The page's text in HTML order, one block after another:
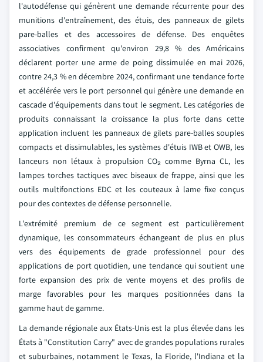
l'autodéfense qui génèrent une demande récurrente pour des
munitions d'entraînement, des étuis, des panneaux de gilets
pare-balles et des accessoires de défense. Des enquêtes
associatives confirment qu'environ 29,8 % des Américains
déclarent porter une arme de poing dissimulée en mai 2026,
contre 24,3 % en décembre 2024, confirmant une tendance forte
et accélérée vers le port personnel qui génère une demande en
cascade d'équipements dans tout le segment. Les catégories de
produits connaissant la croissance la plus forte dans cette
application incluent les panneaux de gilets pare-balles souples
compacts et dissimulables, les systèmes d'étuis IWB et OWB, les
lanceurs non létaux à propulsion CO₂ comme Byrna CL, les
lampes torches tactiques avec biseaux de frappe, ainsi que les
outils multifonctions EDC et les couteaux à lame fixe conçus
pour des contextes de défense personnelle.
L'extrémité premium de ce segment est particulièrement
dynamique, les consommateurs échangeant de plus en plus
vers des équipements de grade professionnel pour des
applications de port quotidien, une tendance qui soutient une
forte expansion des prix de vente moyens et des profils de
marge favorables pour les marques positionnées dans la
gamme haut de gamme.
La demande régionale aux États-Unis est la plus élevée dans les
États à "Constitution Carry" avec de grandes populations rurales
et suburbaines, notamment le Texas, la Floride, l'Indiana et la